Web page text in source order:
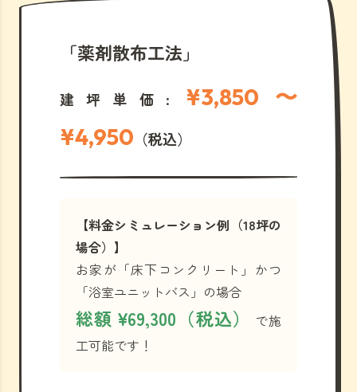
「薬剤散布工法」
建坪単価: ¥3,850 〜
¥4,950 （税込）
【料金シミュレーション例（18坪の
場合）】
お家が「床下コンクリート」かつ
「浴室ユニットバス」の場合
総額 ¥69,300（税込）
で施
工可能です！